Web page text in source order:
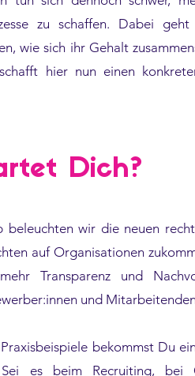
zu schaffen. Dabei
wie sich ihr Gehalt
hier nun einen
Dich?
beleuchten wir die neuen
auf Organisationen
Transparenz und
und
bekommst Du
es beim Recruiting, bei